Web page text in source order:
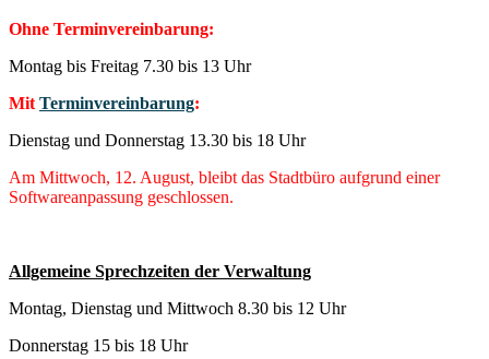
Ohne Terminvereinbarung:
Montag bis Freitag 7.30 bis 13 Uhr
Mit Terminvereinbarung:
Dienstag und Donnerstag 13.30 bis 18 Uhr
Am Mittwoch, 12. August, bleibt das Stadtbüro aufgrund einer
Softwareanpassung geschlossen.
Allgemeine Sprechzeiten der Verwaltung
Montag, Dienstag und Mittwoch 8.30 bis 12 Uhr
Donnerstag 15 bis 18 Uhr